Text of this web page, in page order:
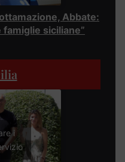
Abbate:
siciliane”
i